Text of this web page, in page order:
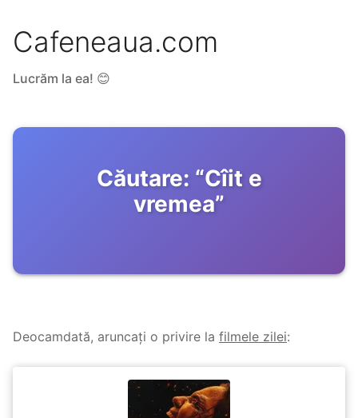
Cafeneaua.com
Lucrăm la ea! 😊
Căutare: “Cîit e
vremea”
Deocamdată, aruncați o privire la filmele zilei: